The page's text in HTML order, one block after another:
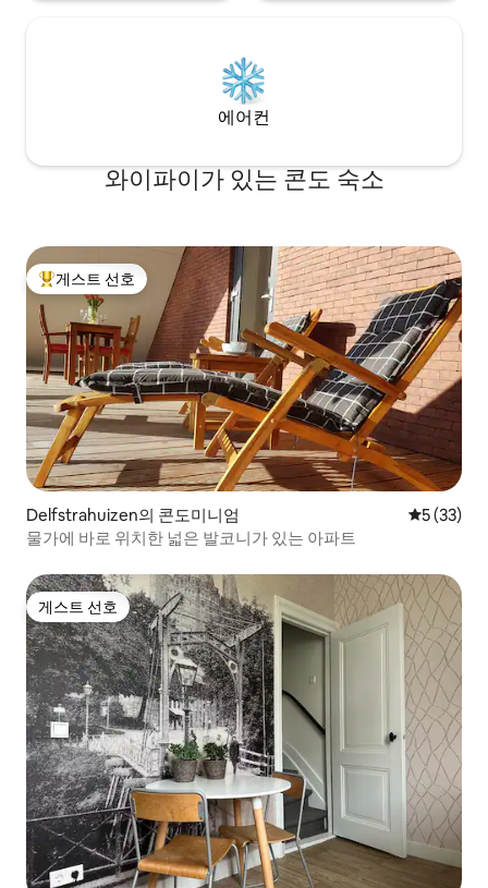
에어컨
와이파이가 있는 콘도 숙소
상위 게스트 선호
게스트 선호
Delfstrahuizen의 콘도미니엄 평점 5점
5 (33)
물가에 바로 위치한 넓은 발코니가 있는 아파트
게스트 선호
게스트 선호